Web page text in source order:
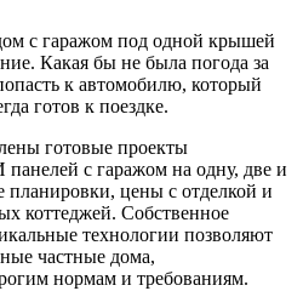
с гаражом под одной крышей
Какая бы не была погода за
к автомобилю, который
готов к поездке.
готовые проекты
с гаражом на одну, две и
цены с отделкой и
коттеджей. Собственное
технологии позволяют
частные дома,
нормам и требованиям.